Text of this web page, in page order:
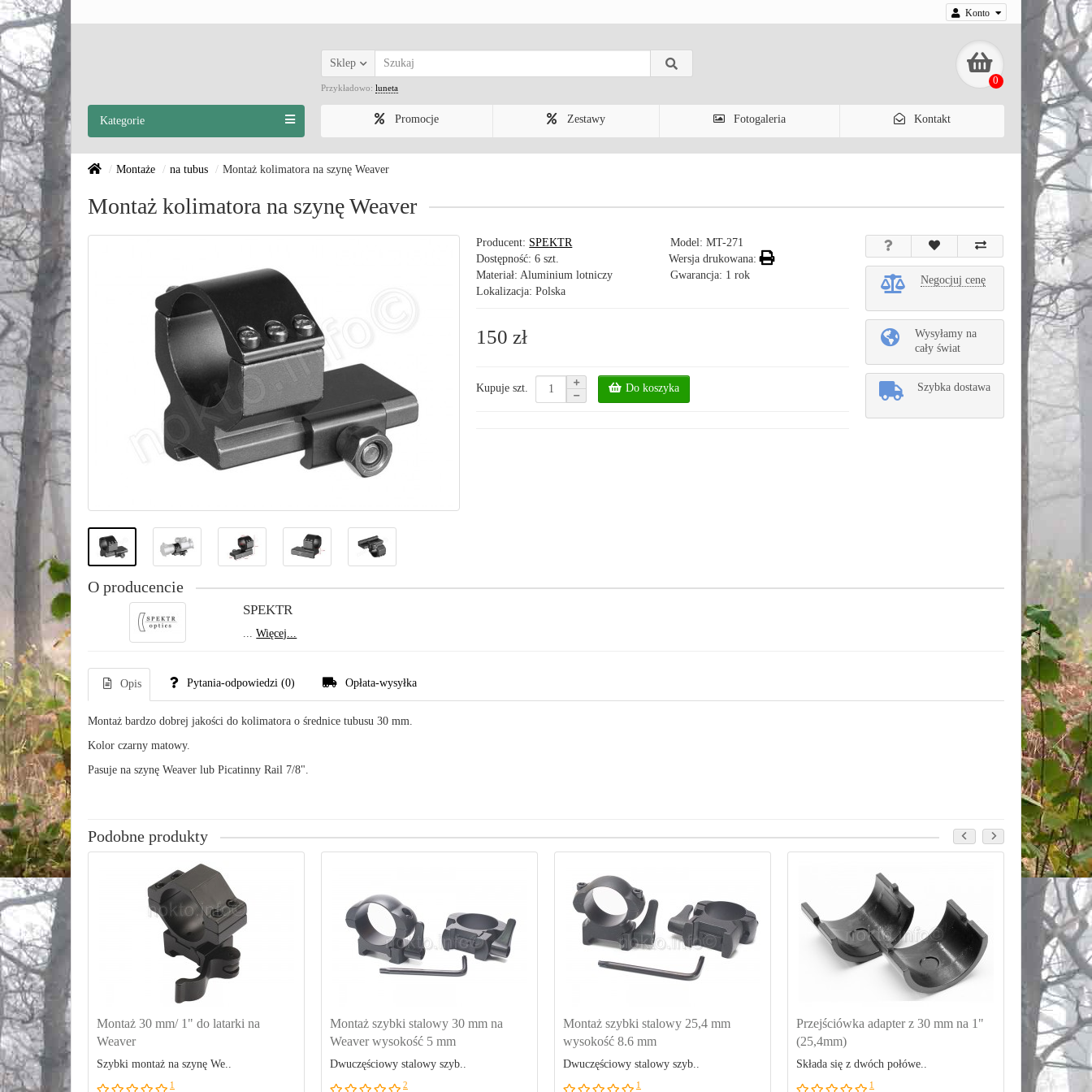
Konto
0
Sklep
Przykładowo: luneta
Promocje Zestawy Fotogaleria Kontakt
Kategorie
Montaże na tubus Montaż kolimatora na szynę Weaver
Montaż kolimatora na szynę Weaver
Producent: SPEKTR Model:MT-271
Wersja drukowana:
Dostępność: 6 szt.
Materiał: Aluminium lotniczy
Gwarancja: 1 rok
Lokalizacja: Polska
150 zł
Kupuje szt. Do koszyka
Negocjuj cenę
Wysyłamy na
cały świat
Szybka dostawa
O producencie
SPEKTR
...Więcej...
Opis Pytania-odpowiedzi (0) Opłata-wysyłka
Montaż bardzo dobrej jakości do kolimatora o średnice tubusu 30 mm.
Kolor czarny matowy.
Pasuje na szynę Weaver lub Picatinny Rail 7/8".
Podobne produkty
Montaż 30 mm/ 1" do latarki na
Weaver
Szybki montaż na szynę We..
1
Montaż szybki stalowy 30 mm na
Weaver wysokość 5 mm
Dwuczęściowy stalowy szyb..
2
Montaż szybki stalowy 25,4 mm
wysokość 8.6 mm
Dwuczęściowy stalowy szyb..
1
Przejściówka adapter z 30 mm na 1"
(25,4mm)
Składa się z dwóch połówe..
1
Montaż do
W